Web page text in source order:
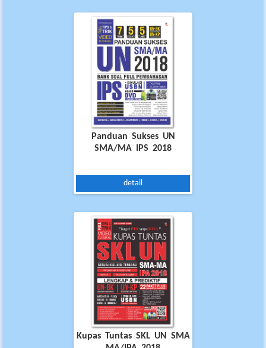
Panduan Sukses UN
SMA/MA IPS 2018
detail
Kupas Tuntas SKL UN SMA